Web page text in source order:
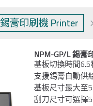
錫膏印刷機 Printer
NPM-GP/L 錫膏
基板切換時間
支援錫膏自動供
基板尺寸最大至
刮刀尺寸可選擇